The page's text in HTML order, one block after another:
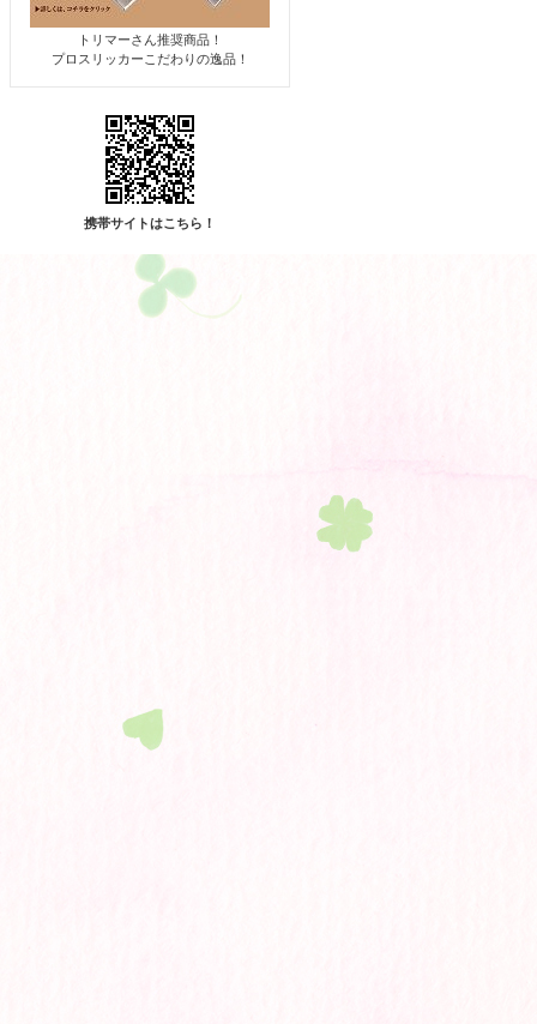
トリマーさん推奨商品！
プロスリッカーこだわりの逸品！
携帯サイトはこちら！